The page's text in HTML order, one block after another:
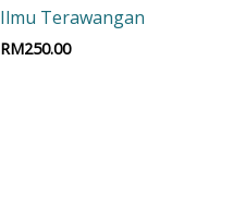
Ilmu Terawangan
RM250.00